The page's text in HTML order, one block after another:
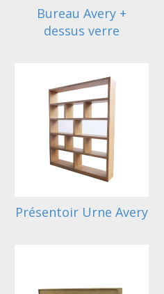
Bureau Avery +
dessus verre
Présentoir Urne Avery